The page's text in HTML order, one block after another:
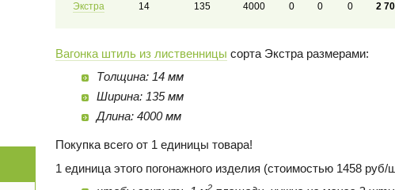
Экстра 14 135 4000 0 0 0 2
Вагонка штиль из лиственницы сорта Экстра размерами:
Толщина: 14 мм
Ширина: 135 мм
Длина: 4000 мм
Покупка всего от 1 единицы товара!
1 единица этого погонажного изделия (стоимостью 1458
2